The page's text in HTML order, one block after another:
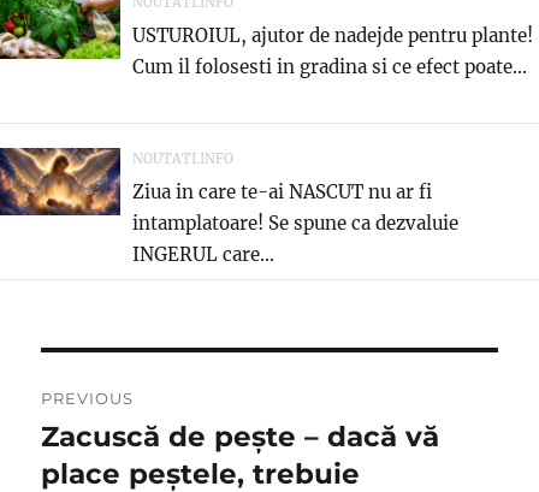
USTUROIUL, ajutor de nadejde pentru plante!
Cum il folosesti in gradina si ce efect poate...
NOUTATI.INFO
Ziua in care te-ai NASCUT nu ar fi
intamplatoare! Se spune ca dezvaluie
INGERUL care...
navigation
PREVIOUS
Previous
post:
Zacuscă de pește – dacă vă
place peștele, trebuie